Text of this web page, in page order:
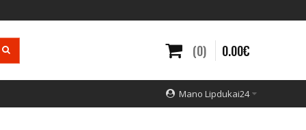
0 0.00€
Mano Lipdukai24